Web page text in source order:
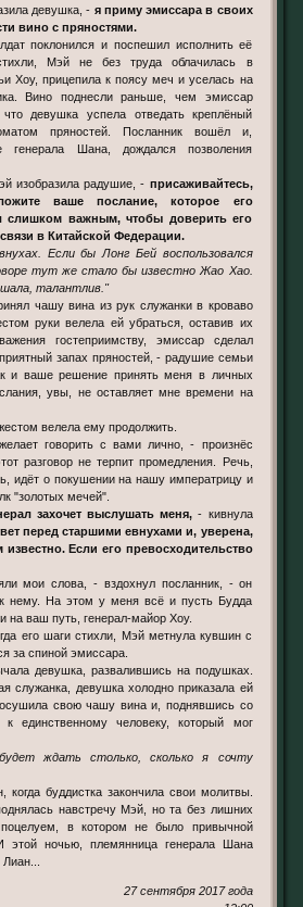
девушка, - я приму эмиссара в своих
вино с пряностями.
поклонился и поспешил исполнить её
Мэй не без труда облачилась в
Хоу, прицепила к поясу меч и уселась на
Вино поднесли раньше, чем эмиссар
девушка успела отведать креплёный
пряностей. Посланник вошёл и,
генерала Шана, дождался позволения
изобразила радушие, - присаживайтесь,
ваше послание, которое его
слишком важным, чтобы доверить его
в Китайской Федерации.
Если бы Лонг Бей воспользовался
тут же стало бы известно Жао Хао.
талантлив."
чашу вина из рук служанки в кроваво
руки велела ей убраться, оставив их
гостеприимству, эмиссар сделал
запах пряностей, - радушие семьи
и ваше решение принять меня в личных
увы, не оставляет мне времени на
велела ему продолжить.
говорить с вами лично, - произнёс
разговор не терпит промедления. Речь,
идёт о покушении на нашу императрицу и
"золотых мечей".
захочет выслушать меня, - кивнула
перед старшими евнухами и, уверена,
известно. Если его превосходительство
мои слова, - вздохнул посланник, - он
нему. На этом у меня всё и пусть Будда
на ваш путь, генерал-майор Хоу.
его шаги стихли, Мэй метнула кувшин с
за спиной эмиссара.
девушка, развалившись на подушках.
служанка, девушка холодно приказала ей
свою чашу вина и, поднявшись со
к единственному человеку, который мог
ждать столько, сколько я сочту
буддистка закончила свои молитвы.
навстречу Мэй, но та без лишних
в котором не было привычной
этой ночью, племянница генерала Шана
27 сентября 2017 года